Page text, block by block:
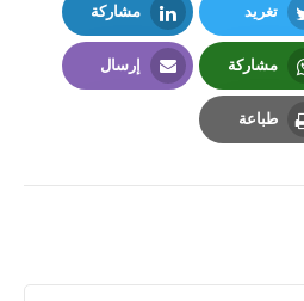
تغريد
Twitter
مشاركة
LinkedIn
مشاركة
Whatsapp
إرسال
طباعة